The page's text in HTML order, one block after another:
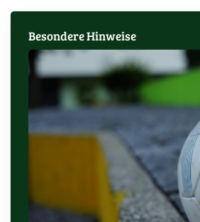
Besondere Hinweise